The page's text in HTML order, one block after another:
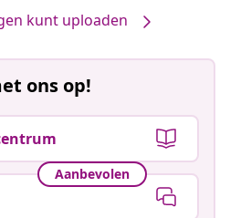
kunt uploaden
ons op!
Aanbevolen